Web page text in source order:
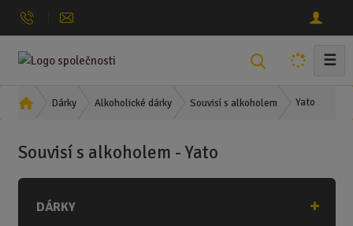
h
a
☰
Ú
d
s
Dárky Alkoholické dárky Souvisí s alkoholem Yato
Souvisí s alkoholem - Yato
DÁRKY